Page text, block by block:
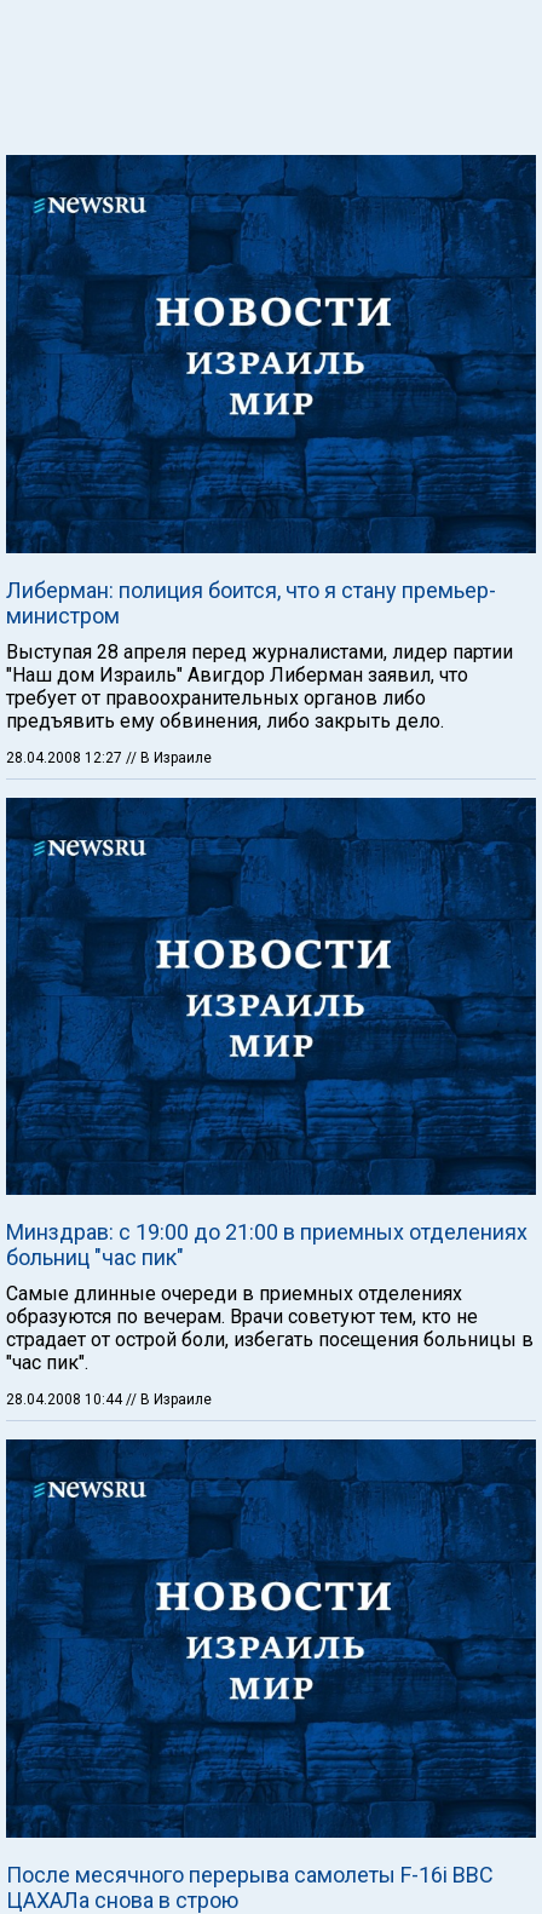
Либерман: полиция боится, что я стану премьер-
министром
Выступая 28 апреля перед журналистами, лидер партии
"Наш дом Израиль" Авигдор Либерман заявил, что
требует от правоохранительных органов либо
предъявить ему обвинения, либо закрыть дело.
28.04.2008 12:27 // В Израиле
Минздрав: с 19:00 до 21:00 в приемных отделениях
больниц "час пик"
Самые длинные очереди в приемных отделениях
образуются по вечерам. Врачи советуют тем, кто не
страдает от острой боли, избегать посещения больницы в
"час пик".
28.04.2008 10:44// В Израиле
После месячного перерыва самолеты F-16i ВВС
ЦАХАЛа снова в строю